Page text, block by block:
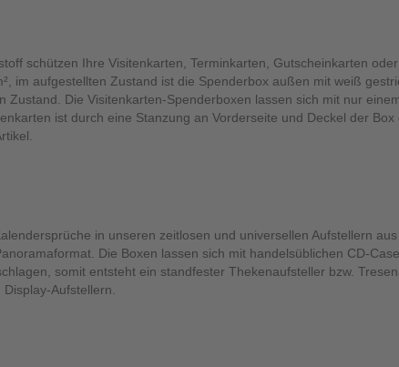
schützen Ihre Visitenkarten, Terminkarten, Gutscheinkarten
im aufgestellten Zustand ist die Spenderbox außen mit weiß
Zustand. Die Visitenkarten-Spenderboxen lassen sich mit nur
ist durch eine Stanzung an Vorderseite und Deckel der
in unseren zeitlosen und universellen Aufstellern
Die Boxen lassen sich mit handelsüblichen CD-
somit entsteht ein standfester Thekenaufsteller bzw.
Aufstellern.